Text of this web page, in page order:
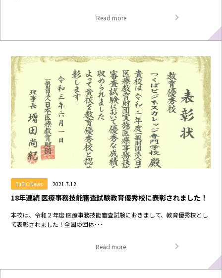
Read more
TuBiC News 2021.7.12
18年連続 医療事務技能審査試験教育優秀校に表彰されました！
本校は、令和２年度 医療事務技能審査試験におきまして、教育優秀校とし
て表彰されました！全国の団体･･･
Read more